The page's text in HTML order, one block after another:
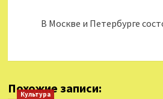
В Москве и Петербурге
Похожие записи:
Культура